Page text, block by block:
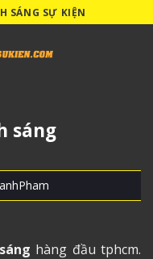
SÁNG SỰ KIỆN
sáng
hàng đầu tphcm.